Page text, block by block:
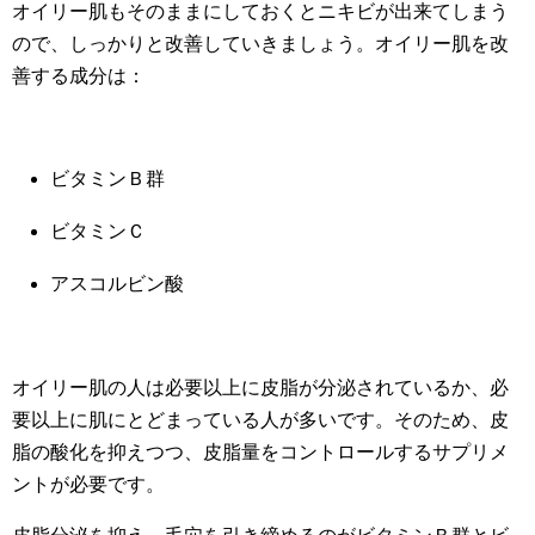
オイリー肌もそのままにしておくとニキビが出来てしまう
ので、しっかりと改善していきましょう。オイリー肌を改
善する成分は：
ビタミンＢ群
ビタミンＣ
アスコルビン酸
オイリー肌の人は必要以上に皮脂が分泌されているか、必
要以上に肌にとどまっている人が多いです。そのため、皮
脂の酸化を抑えつつ、皮脂量をコントロールするサプリメ
ントが必要です。